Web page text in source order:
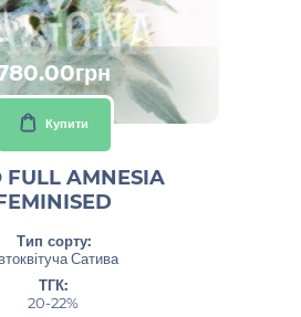
Купити
FULL AMNESIA
Тип сорту:
Сатива
ТГК:
20-22%